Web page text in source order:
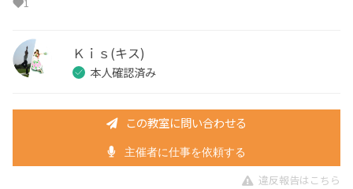
Ｋｉｓ(キス)
本人確認済み
この教室に問い合わせる
主催者に仕事を依頼する
違反報告はこちら